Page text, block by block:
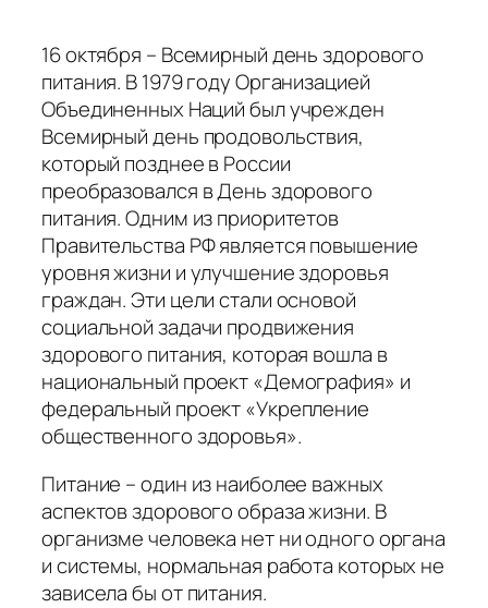
16 октября – Всемирный день здорового
питания. В 1979 году Организацией
Объединенных Наций был учрежден
Всемирный день продовольствия,
который позднее в России
преобразовался в День здорового
питания. Одним из приоритетов
Правительства РФ является повышение
уровня жизни и улучшение здоровья
граждан. Эти цели стали основой
социальной задачи продвижения
здорового питания, которая вошла в
национальный проект «Демография» и
федеральный проект «Укрепление
общественного здоровья».
Питание – один из наиболее важных
аспектов здорового образа жизни. В
организме человека нет ни одного органа
и системы, нормальная работа которых не
зависела бы от питания.